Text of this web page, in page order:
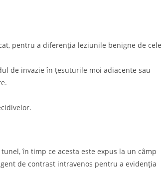
pentru a diferenția leziunile benigne de cele
de invazie în țesuturile moi adiacente sau
în timp ce acesta este expus la un câmp
de contrast intravenos pentru a evidenția